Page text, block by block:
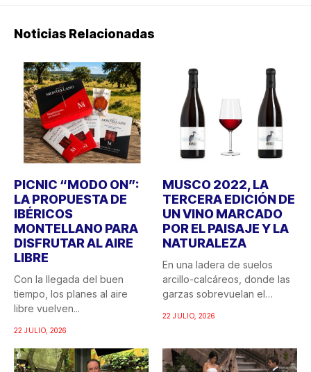
Noticias Relacionadas
PICNIC “MODO ON”:
LA PROPUESTA DE
IBÉRICOS
MONTELLANO PARA
DISFRUTAR AL AIRE
LIBRE
Con la llegada del buen
tiempo, los planes al aire
libre vuelven...
22 JULIO, 2026
MUSCO 2022, LA
TERCERA EDICIÓN DE
UN VINO MARCADO
POR EL PAISAJE Y LA
NATURALEZA
En una ladera de suelos
arcillo-calcáreos, donde las
garzas sobrevuelan el
22 JULIO, 2026